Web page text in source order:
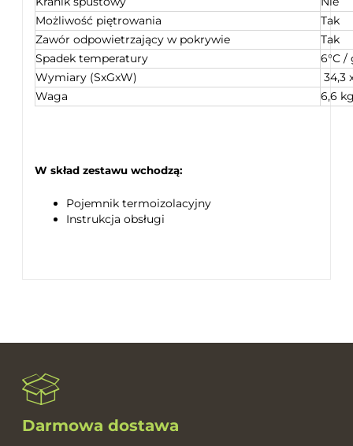
Możliwość piętrowania
Tak
Zawór odpowietrzający w pokrywie
Tak
Spadek temperatury
6°C /
Wymiary (SxGxW)
34,3
Waga
6,6
W skład zestawu wchodzą:
Pojemnik termoizolacyjny
Instrukcja obsługi
Darmowa dostawa